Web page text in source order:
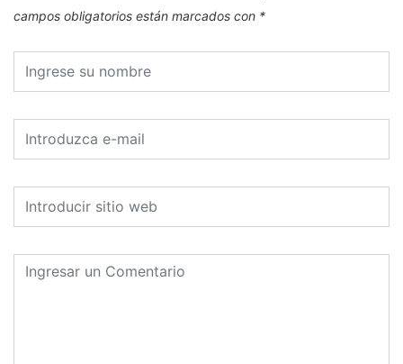
campos obligatorios están marcados con *